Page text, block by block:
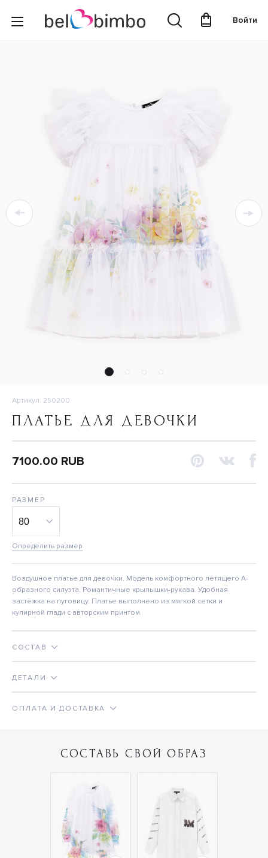
Войти
Артикул: 250200
ПЛАТЬЕ ДЛЯ ДЕВОЧКИ
7100.00 RUB
РАЗМЕР
Определить размер
Воздушное платье для девочки. Модель комфортного летящего А-
образного силуэта. Романтичные крылышки-рукава. Удобная
застёжка на пуговицу. Платье выполнено из мягкой сетки и
кулирной глади с авторским принтом.
СОСТАВ
ДЕТАЛИ
ОПЛАТА И ДОСТАВКА
СОСТАВЬ СВОЙ ОБРАЗ